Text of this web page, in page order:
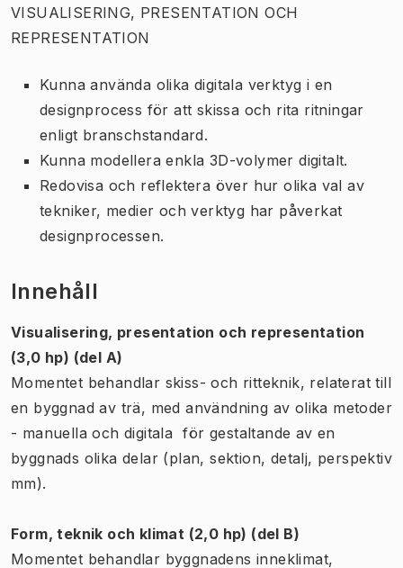
VISUALISERING, PRESENTATION OCH
REPRESENTATION
Kunna använda olika digitala verktyg i en
designprocess för att skissa och rita ritningar
enligt branschstandard.
Kunna modellera enkla 3D-volymer digitalt.
Redovisa och reflektera över hur olika val av
tekniker, medier och verktyg har påverkat
designprocessen.
Innehåll
Visualisering, presentation och representation
(3,0 hp) (del A)
Momentet behandlar skiss- och ritteknik, relaterat till
en byggnad av trä, med användning av olika metoder
- manuella och digitala  för gestaltande av en
byggnads olika delar (plan, sektion, detalj, perspektiv
mm).
Form, teknik och klimat (2,0 hp) (del B)
Momentet behandlar byggnadens inneklimat,